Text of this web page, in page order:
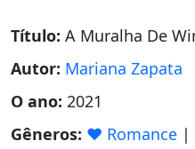
Título: A Muralha De
Autor: Mariana Zapata
O ano: 2021
Gêneros: ❤️ Romance |